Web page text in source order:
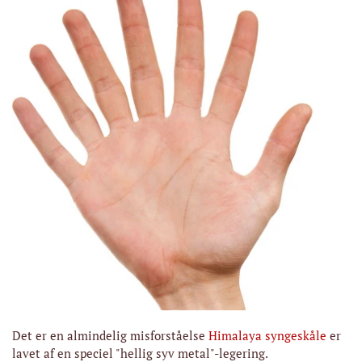
Det er en almindelig misforståelse Himalaya syngeskåle er
lavet af en speciel "hellig syv metal"-legering.